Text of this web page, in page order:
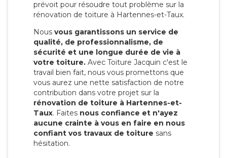
prévoit pour résoudre tout problème sur la
rénovation de toiture à Hartennes-et-Taux.
Nous vous garantissons un service de
qualité, de professionnalisme, de
sécurité et une longue durée de vie à
votre toiture. Avec Toiture Jacquin c'est le
travail bien fait, nous vous promettons que
vous aurez une nette satisfaction de notre
contribution dans votre projet sur la
rénovation de toiture à Hartennes-et-
Taux. Faites nous confiance et n'ayez
aucune crainte à vous en faire en nous
confiant vos travaux de toiture sans
hésitation.